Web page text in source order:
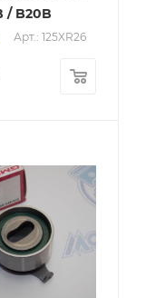
/ B20B
Арт.: 125XR26